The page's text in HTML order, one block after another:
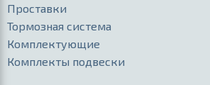
Проставки
Тормозная система
Комплектующие
Комплекты подвески